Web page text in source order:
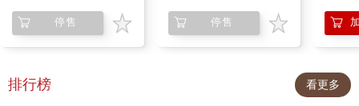
停售 停售
排行榜 看更多